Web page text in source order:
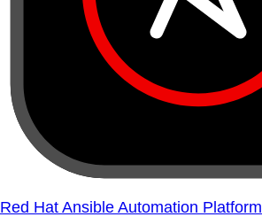
Red Hat Ansible Automation Platform